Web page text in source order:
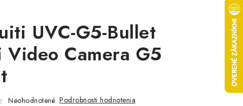
UVC-G5-Bullet
Video Camera G5
Neohodnotené Podrobnosti hodnotenia